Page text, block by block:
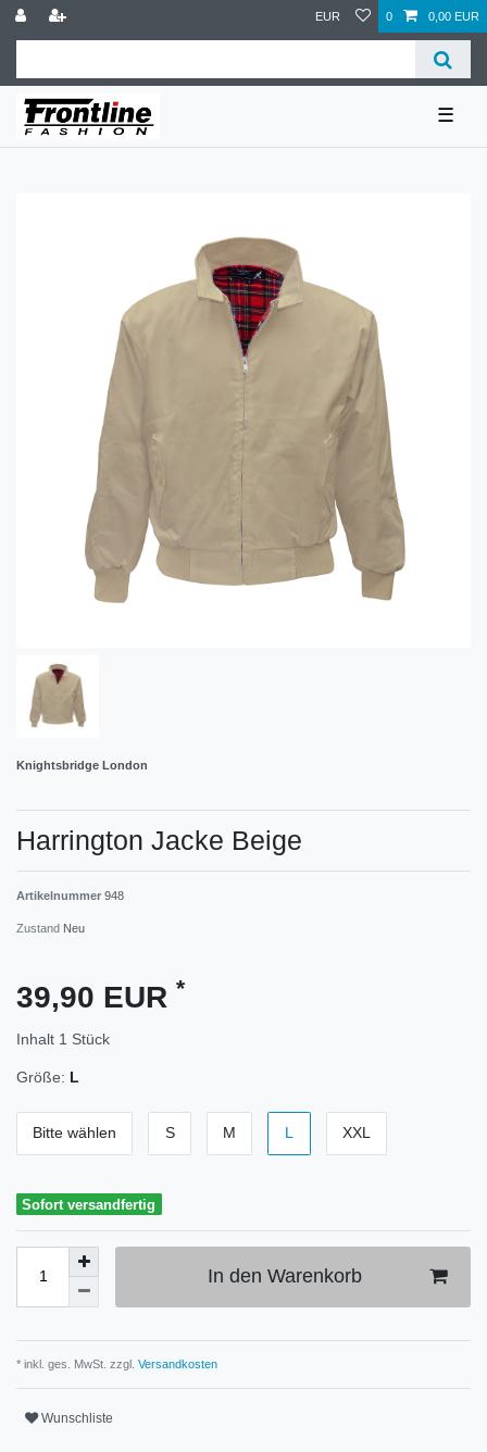
EUR 0 0,00 EUR
☰
Knightsbridge London
Harrington Jacke Beige
Artikelnummer 948
Zustand Neu
39,90 EUR *
Inhalt 1 Stück
Größe: L
Bitte wählen S M L XXL
Sofort versandfertig
In den Warenkorb
* inkl. ges. MwSt. zzgl. Versandkosten
Wunschliste